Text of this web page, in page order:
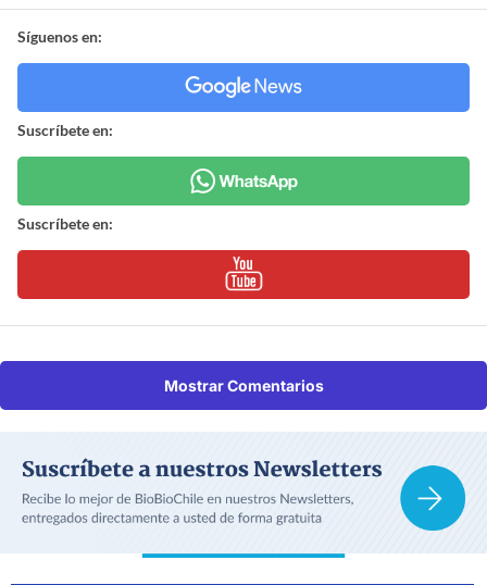
Síguenos en:
Suscríbete en:
Suscríbete en:
Mostrar Comentarios